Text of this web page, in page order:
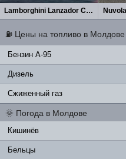
Lamborghini Lanzador Concept 2026
⛽ Цены на топливо в Молдове
Бензин A-95
Дизель
Сжиженный газ
🌞 Погода в Молдове
Кишинёв
Бельцы